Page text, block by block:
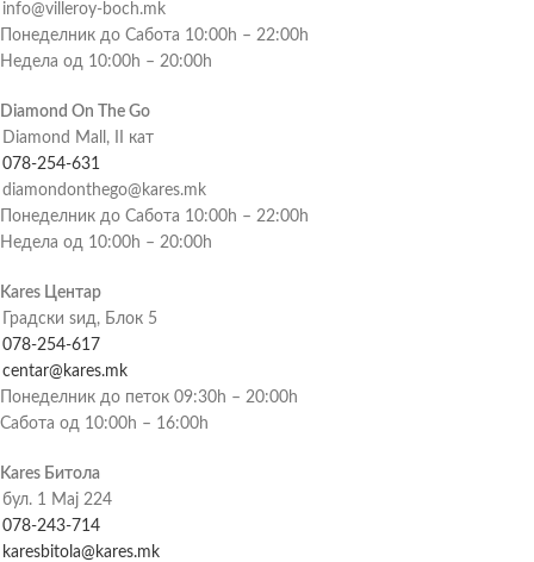
info@villeroy-boch.mk
Понеделник до Сабота 10:00h – 22:00h
Недела од 10:00h – 20:00h
Diamond On The Go
Diamond Mall, II кат
078-254-631
diamondonthego@kares.mk
Понеделник до Сабота 10:00h – 22:00h
Недела од 10:00h – 20:00h
Kares Центар
Градски ѕид, Блок 5
078-254-617
centar@kares.mk
Понеделник до петок 09:30h – 20:00h
Сабота од 10:00h – 16:00h
Kares Битола
бул. 1 Мај 224
078-243-714
karesbitola@kares.mk